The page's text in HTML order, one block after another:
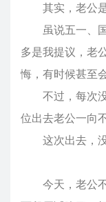
其实，老公是
虽说五一、国
多是我提议，老
悔，有时候甚至
不过，每次没
位出去老公一向
这次出去，没
今天，老公不